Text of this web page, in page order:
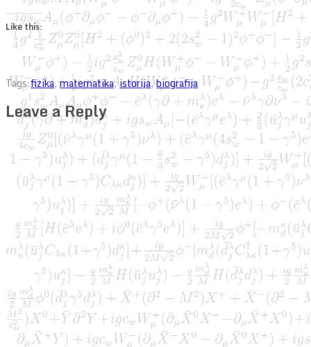
Like this:
Tags:fizika,matematika,istorija,biografija
Leave a Reply